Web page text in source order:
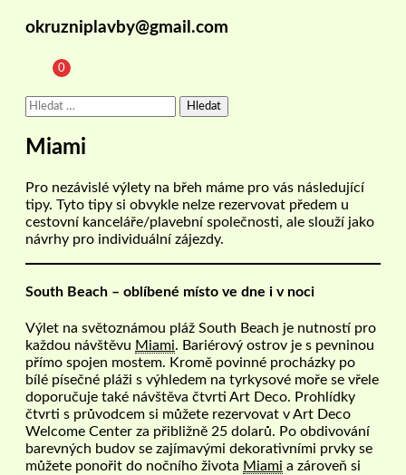
okruzniplavby@gmail.com
0
Vyhledávání
Miami
Pro nezávislé výlety na břeh máme pro vás následující
tipy. Tyto tipy si obvykle nelze rezervovat předem u
cestovní kanceláře/plavební společnosti, ale slouží jako
návrhy pro individuální zájezdy.
South Beach – oblíbené místo ve dne i v noci
Výlet na světoznámou pláž South Beach je nutností pro
každou návštěvu Miami. Bariérový ostrov je s pevninou
přímo spojen mostem. Kromě povinné procházky po
bílé písečné pláži s výhledem na tyrkysové moře se vřele
doporučuje také návštěva čtvrti Art Deco. Prohlídky
čtvrti s průvodcem si můžete rezervovat v Art Deco
Welcome Center za přibližně 25 dolarů. Po obdivování
barevných budov se zajímavými dekorativními prvky se
můžete ponořit do nočního života Miami a zároveň si